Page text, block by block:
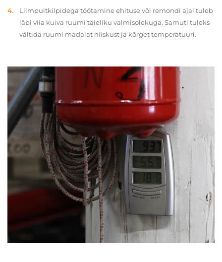
Liimpuitkilpidega töötamine ehituse või remondi ajal tuleb
läbi viia kuiva ruumi täieliku valmisolekuga. Samuti tuleks
vältida ruumi madalat niiskust ja kõrget temperatuuri.